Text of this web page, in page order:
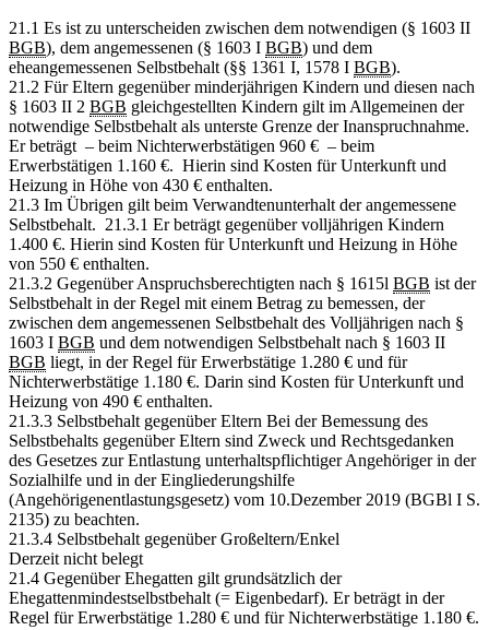
21.1 Es ist zu unterscheiden zwischen dem notwendigen (§ 1603 II
BGB), dem angemessenen (§ 1603 I BGB) und dem
eheangemessenen Selbstbehalt (§§ 1361 I, 1578 I BGB).
21.2 Für Eltern gegenüber minderjährigen Kindern und diesen nach
§ 1603 II 2 BGB gleichgestellten Kindern gilt im Allgemeinen der
notwendige Selbstbehalt als unterste Grenze der Inanspruchnahme.
Er beträgt – beim Nichterwerbstätigen 960 € – beim
Erwerbstätigen 1.160 €. Hierin sind Kosten für Unterkunft und
Heizung in Höhe von 430 € enthalten.
21.3 Im Übrigen gilt beim Verwandtenunterhalt der angemessene
Selbstbehalt. 21.3.1 Er beträgt gegenüber volljährigen Kindern
1.400 €. Hierin sind Kosten für Unterkunft und Heizung in Höhe
von 550 € enthalten.
21.3.2 Gegenüber Anspruchsberechtigten nach § 1615l BGB ist der
Selbstbehalt in der Regel mit einem Betrag zu bemessen, der
zwischen dem angemessenen Selbstbehalt des Volljährigen nach §
1603 I BGB und dem notwendigen Selbstbehalt nach § 1603 II
BGB liegt, in der Regel für Erwerbstätige 1.280 € und für
Nichterwerbstätige 1.180 €. Darin sind Kosten für Unterkunft und
Heizung von 490 € enthalten.
21.3.3 Selbstbehalt gegenüber Eltern Bei der Bemessung des
Selbstbehalts gegenüber Eltern sind Zweck und Rechtsgedanken
des Gesetzes zur Entlastung unterhaltspflichtiger Angehöriger in der
Sozialhilfe und in der Eingliederungshilfe
(Angehörigenentlastungsgesetz) vom 10.Dezember 2019 (BGBl I S.
2135) zu beachten.
21.3.4 Selbstbehalt gegenüber Großeltern/Enkel
Derzeit nicht belegt
21.4 Gegenüber Ehegatten gilt grundsätzlich der
Ehegattenmindestselbstbehalt (= Eigenbedarf). Er beträgt in der
Regel für Erwerbstätige 1.280 € und für Nichterwerbstätige 1.180 €.